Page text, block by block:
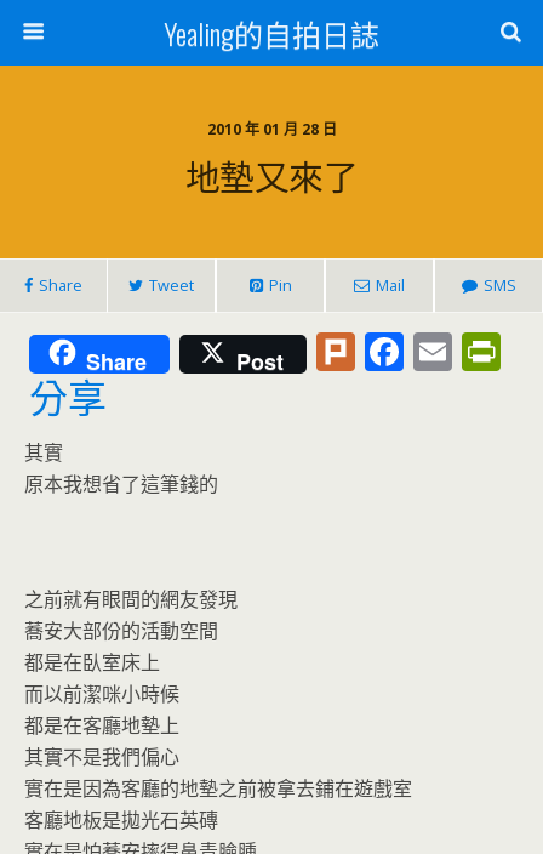
Yealing的自拍日誌
2010 年 01 月 28 日
地墊又來了
Share Tweet Pin Mail SMS
Share Post Pl F E
分享
其實
原本我想省了這筆錢的
之前就有眼間的網友發現
蕎安大部份的活動空間
都是在臥室床上
而以前潔咪小時候
都是在客廳地墊上
其實不是我們偏心
實在是因為客廳的地墊之前被拿去鋪在遊戲室
客廳地板是拋光石英磚